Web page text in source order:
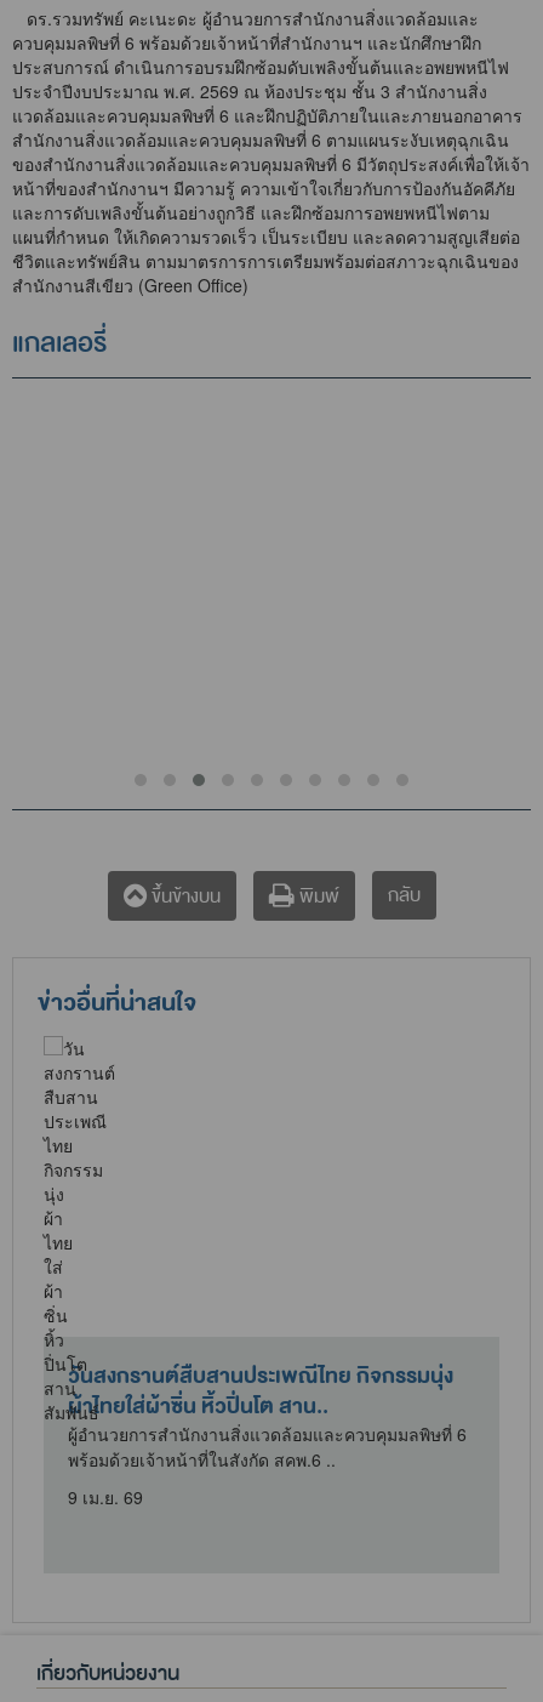
ดร.รวมทรัพย์ คะเนะดะ ผู้อำนวยการสำนักงานสิ่งแวดล้อมและ
ควบคุมมลพิษที่ 6 พร้อมด้วยเจ้าหน้าที่สำนักงานฯ และนักศึกษาฝึก
ประสบการณ์ ดำเนินการอบรมฝึกซ้อมดับเพลิงขั้นต้นและอพยพหนีไฟ
ประจำปีงบประมาณ พ.ศ. 2569 ณ ห้องประชุม ชั้น 3 สำนักงานสิ่ง
แวดล้อมและควบคุมมลพิษที่ 6 และฝึกปฏิบัติภายในและภายนอกอาคาร
สำนักงานสิ่งแวดล้อมและควบคุมมลพิษที่ 6 ตามแผนระงับเหตุฉุกเฉิน
ของสำนักงานสิ่งแวดล้อมและควบคุมมลพิษที่ 6 มีวัตถุประสงค์เพื่อให้เจ้า
หน้าที่ของสำนักงานฯ มีความรู้ ความเข้าใจเกี่ยวกับการป้องกันอัคคีภัย
และการดับเพลิงขั้นต้นอย่างถูกวิธี และฝึกซ้อมการอพยพหนีไฟตาม
แผนที่กำหนด ให้เกิดความรวดเร็ว เป็นระเบียบ และลดความสูญเสียต่อ
ชีวิตและทรัพย์สิน ตามมาตรการการเตรียมพร้อมต่อสภาวะฉุกเฉินของ
สำนักงานสีเขียว (Green Office)
แกลเลอรี่
ขึ้นข้างบน พิมพ์ กลับ
ข่าวอื่นที่น่าสนใจ
วันสงกรานต์สืบสานประเพณีไทย กิจกรรมนุ่ง
ผ้าไทยใส่ผ้าซิ่น หิ้วปิ่นโต สาน..
ผู้อำนวยการสำนักงานสิ่งแวดล้อมและควบคุมมลพิษที่ 6
พร้อมด้วยเจ้าหน้าที่ในสังกัด สคพ.6 ..
9 เม.ย. 69
เกี่ยวกับหน่วยงาน